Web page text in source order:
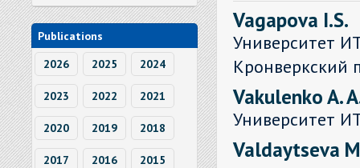
Publications
2026
2025 2024
2023 2022 2021
2020 2019 2018
2017 2016 2015
Vagapova I.S.
Университет
Кронверкский
Vakulenko A.
Университет
Valdaytseva